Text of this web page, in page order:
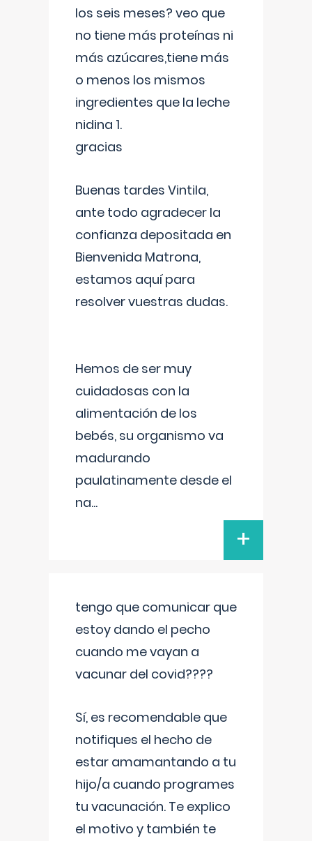
los seis meses? veo que
no tiene más proteínas ni
más azúcares,tiene más
o menos los mismos
ingredientes que la leche
nidina 1.
gracias
Buenas tardes Vintila,
ante todo agradecer la
confianza depositada en
Bienvenida Matrona,
estamos aquí para
resolver vuestras dudas.
Hemos de ser muy
cuidadosas con la
alimentación de los
bebés, su organismo va
madurando
paulatinamente desde el
na...
+
tengo que comunicar que
estoy dando el pecho
cuando me vayan a
vacunar del covid????
Sí, es recomendable que
notifiques el hecho de
estar amamantando a tu
hijo/a cuando programes
tu vacunación. Te explico
el motivo y también te